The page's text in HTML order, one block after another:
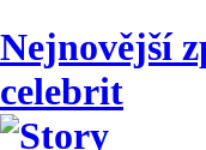
Nejnovější
celebrit